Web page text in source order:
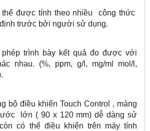
được tính theo nhiều công thức
trước bởi người sử dụng.
trình bày kết quả đo được với
nhau. (%, ppm, g/l, mg/ml mol/l,
bộ điều khiển Touch Control , màng
lớn ( 90 x 120 mm) dễ dàng sử
có thể điều khiển trên máy tính